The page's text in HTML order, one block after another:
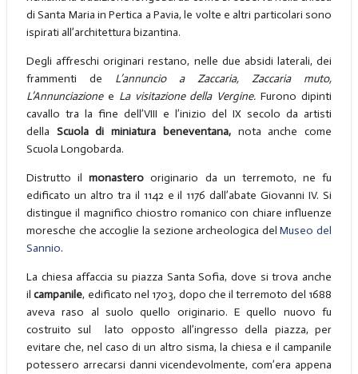
di Santa Maria in Pertica a Pavia, le volte e altri particolari sono
ispirati all’architettura bizantina.
Degli affreschi originari restano, nelle due absidi laterali, dei
frammenti de L’annuncio a Zaccaria, Zaccaria muto,
L’Annunciazione e La visitazione della Vergine.Furono dipinti
cavallo tra la fine dell’VIII e l’inizio del IX secolo da artisti
della Scuola di miniatura beneventana, nota anche come
Scuola Longobarda.
Distrutto ilmonasterooriginario da un terremoto, ne fu
edificato un altro tra il 1142 e il 1176 dall’abate Giovanni IV. Si
distingue il magnifico chiostro romanico con chiare influenze
moresche che accoglie la sezione archeologica delMuseo del
Sannio.
La chiesa affaccia su piazza Santa Sofia, dove si trova anche
ilcampanile, edificato nel 1703, dopo che il terremoto del 1688
aveva raso al suolo quello originario. E quello nuovo fu
costruito sul lato opposto all’ingresso della piazza, per
evitare che, nel caso di un altro sisma, la chiesa e il campanile
potessero arrecarsi danni vicendevolmente, com’era appena